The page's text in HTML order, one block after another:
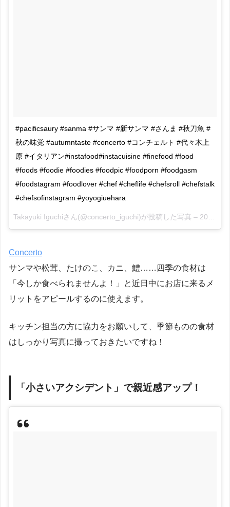
#pacificsaury #sanma #サンマ #新サンマ #さんま #秋刀魚 #
秋の味覚 #autumntaste #concerto #コンチェルト #代々木上
原 #イタリアン#instafood#instacuisine #finefood #food
#foods #foodie #foodies #foodpic #foodporn #foodgasm
#foodstagram #foodlover #chef #cheflife #chefsroll #chefstalk
#chefsofinstagram #yoyogiuehara
Takayuki Iguchiさん(@concerto_iguchi)が投稿した写真 – 2016 9月 15 11:53午後 PDT
Concerto
サンマや松茸、たけのこ、カニ、鱧……四季の食材は
「今しか食べられませんよ！」と近日中にお店に来るメ
リットをアピールするのに使えます。
キッチン担当の方に協力をお願いして、季節ものの食材
はしっかり写真に撮っておきたいですね！
「小さいアクシデント」で親近感アップ！